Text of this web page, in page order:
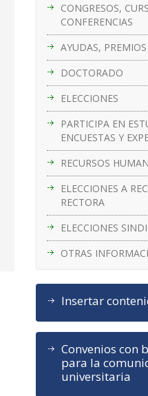
CONGRESOS,
CONFERENCIAS
AYUDAS,
DOCTORADO
ELECCIONES
PARTICIPA EN
ENCUESTAS Y
RECURSOS
ELECCIONES A
RECTORA
ELECCIONES
OTRAS
Insertar
Convenios con
para la
universitaria